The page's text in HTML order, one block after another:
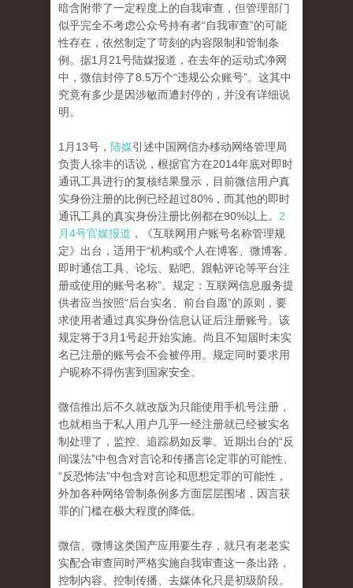
暗含附带了一定程度上的自我审查，但管理部门
似乎完全不考虑公众号持有者“自我审查”的可能
性存在，依然制定了苛刻的内容限制和管制条
例。据1月21号陆媒报道，在去年的运动式净网
中，微信封停了8.5万个“违规公众账号”。这其中
究竟有多少是因涉敏而遭封停的，并没有详细说
明。
1月13号， 陆媒引述中国网信办移动网络管理局
负责人徐丰的话说，根据官方在2014年底对即时
通讯工具进行的复核结果显示，目前微信用户真
实身份注册的比例已经超过80%，而其他的即时
通讯工具的真实身份注册比例都在90%以上。 2
月4号官媒报道 ，《互联网用户账号名称管理规
定》出台，适用于“机构或个人在博客、微博客、
即时通信工具、论坛、贴吧、跟帖评论等平台注
册或使用的账号名称”。规定：互联网信息服务提
供者应当按照“后台实名、前台自愿”的原则，要
求使用者通过真实身份信息认证后注册账号。该
规定将于3月1号起开始实施。尚且不知届时未实
名已注册的账号会不会被停用。规定同时要求用
户昵称不得伤害到国家安全。
微信推出后不久就改版为只能使用手机号注册，
也就相当于私人用户几乎一经注册就已经被实名
制处理了，监控、追踪易如反掌。近期出台的“反
间谍法”中包含对言论和传播言论定罪的可能性、
“反恐怖法”中包含对言论和思想定罪的可能性，
外加各种网络管制条例多方面层层围堵，因言获
罪的门槛在极大程度的降低。
微信、微博这类国产应用要生存，就只有老老实
实配合审查同时严格实施自我审查这一条出路，
控制内容、控制传播、去媒体化只是初级阶段。